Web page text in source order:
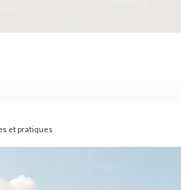
et pratiques